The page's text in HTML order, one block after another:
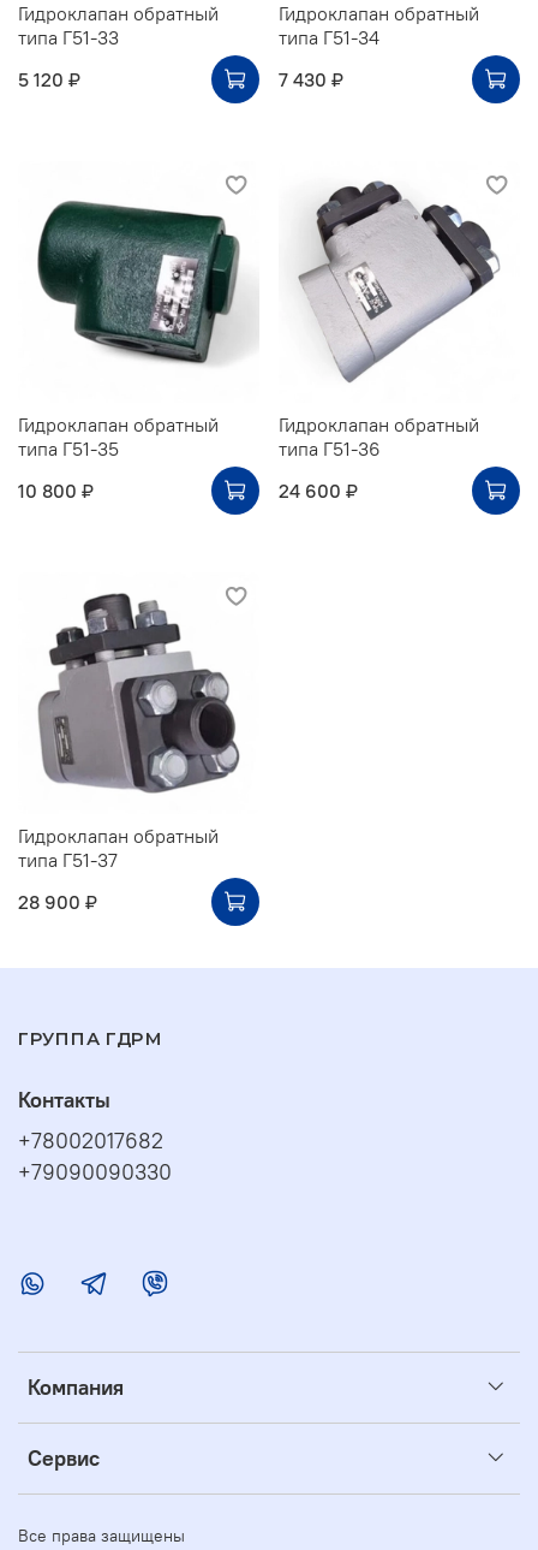
Гидроклапан обратный
типа Г51-33
5 120 ₽
Гидроклапан обратный
типа Г51-34
7 430 ₽
Гидроклапан обратный
типа Г51-35
10 800 ₽
Гидроклапан обратный
типа Г51-36
24 600 ₽
Гидроклапан обратный
типа Г51-37
28 900 ₽
ГРУППА ГДРМ
Компания
Сервис
Контакты
+78002017682
+79090090330
Все права защищены